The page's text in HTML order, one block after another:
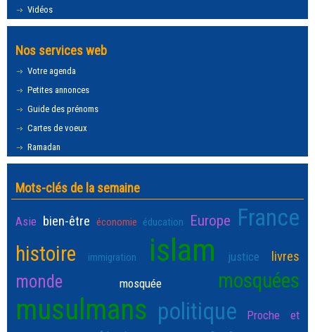
Vidéos
Nos services web
Votre agenda
Petites annonces
Guide des prénoms
Cartes de voeux
Ramadan
Mots-clés de la semaine
Asie bien-être économie éducation Europe France
histoire immigration islam justice livres
monde mosquée mosquées
musulmans politique Proche et